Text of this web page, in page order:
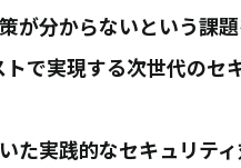
分からないという課題
で実現する次世代のセ
実践的なセキュリティ